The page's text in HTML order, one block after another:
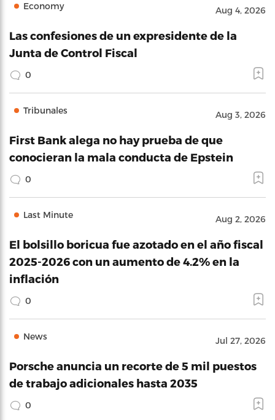
Economy Aug 4, 2026
Las confesiones de un expresidente de la
Junta de Control Fiscal
0
Tribunales Aug 3, 2026
First Bank alega no hay prueba de que
conocieran la mala conducta de Epstein
0
Last Minute Aug 2, 2026
El bolsillo boricua fue azotado en el año fiscal
2025-2026 con un aumento de 4.2% en la
inflación
0
News Jul 27, 2026
Porsche anuncia un recorte de 5 mil puestos
de trabajo adicionales hasta 2035
0